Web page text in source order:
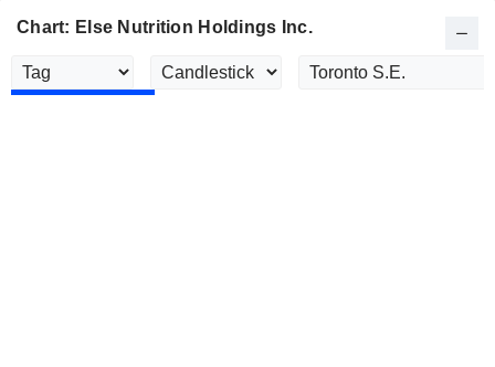
Chart: Else Nutrition Holdings Inc.